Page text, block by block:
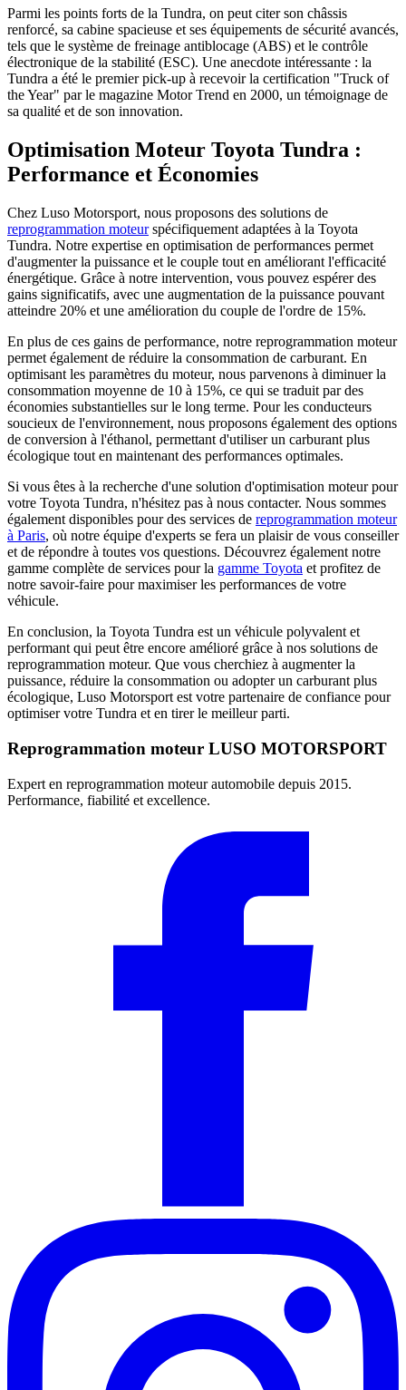
Parmi les points forts de la Tundra, on peut citer son châssis
renforcé, sa cabine spacieuse et ses équipements de sécurité avancés,
tels que le système de freinage antiblocage (ABS) et le contrôle
électronique de la stabilité (ESC). Une anecdote intéressante : la
Tundra a été le premier pick-up à recevoir la certification "Truck of
the Year" par le magazine Motor Trend en 2000, un témoignage de
sa qualité et de son innovation.
Optimisation Moteur Toyota Tundra :
Performance et Économies
Chez Luso Motorsport, nous proposons des solutions de
reprogrammation moteurspécifiquement adaptées à la Toyota
Tundra. Notre expertise en optimisation de performances permet
d'augmenter la puissance et le couple tout en améliorant l'efficacité
énergétique. Grâce à notre intervention, vous pouvez espérer des
gains significatifs, avec une augmentation de la puissance pouvant
atteindre 20% et une amélioration du couple de l'ordre de 15%.
En plus de ces gains de performance, notre reprogrammation moteur
permet également de réduire la consommation de carburant. En
optimisant les paramètres du moteur, nous parvenons à diminuer la
consommation moyenne de 10 à 15%, ce qui se traduit par des
économies substantielles sur le long terme. Pour les conducteurs
soucieux de l'environnement, nous proposons également des options
de conversion à l'éthanol, permettant d'utiliser un carburant plus
écologique tout en maintenant des performances optimales.
Si vous êtes à la recherche d'une solution d'optimisation moteur pour
votre Toyota Tundra, n'hésitez pas à nous contacter. Nous sommes
également disponibles pour des services de reprogrammation moteur
à Paris, où notre équipe d'experts se fera un plaisir de vous conseiller
et de répondre à toutes vos questions. Découvrez également notre
gamme complète de services pour la gamme Toyota et profitez de
notre savoir-faire pour maximiser les performances de votre
véhicule.
En conclusion, la Toyota Tundra est un véhicule polyvalent et
performant qui peut être encore amélioré grâce à nos solutions de
reprogrammation moteur. Que vous cherchiez à augmenter la
puissance, réduire la consommation ou adopter un carburant plus
écologique, Luso Motorsport est votre partenaire de confiance pour
optimiser votre Tundra et en tirer le meilleur parti.
Reprogrammation moteur LUSO MOTORSPORT
Expert en reprogrammation moteur automobile depuis 2015.
Performance, fiabilité et excellence.